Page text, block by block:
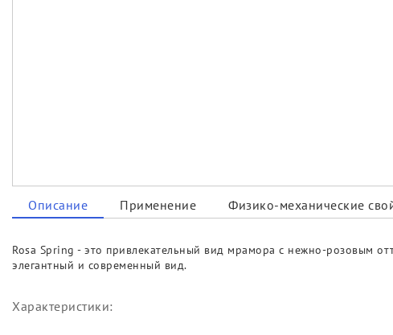
Описание Применение Физико-механические
Rosa Spring - это привлекательный вид мрамора с нежно-розовым
элегантный и современный вид.
Характеристики: